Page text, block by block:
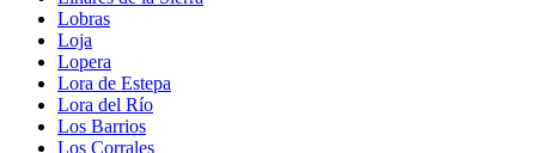
Lobras
Loja
Lopera
Lora de Estepa
Lora del Río
Los Barrios
Los Corrales